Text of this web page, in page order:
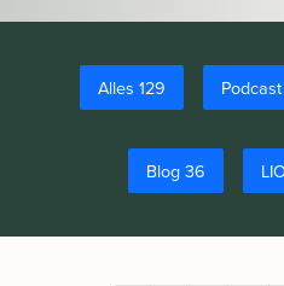
Alles 129
Blog 36